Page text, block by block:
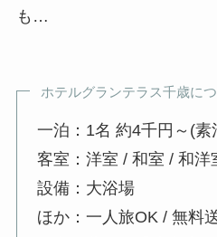
も…
ホテルグランテラス千歳に
一泊：1名 約4千円～(素
客室：洋室 / 和室 / 和洋
設備：大浴場
ほか：一人旅OK / 無料